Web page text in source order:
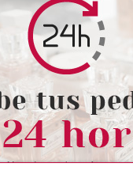
CHRISTIAN DIOR
CHRISTIAN DIOR DIORSHOW
24H STYLO EYELINER 466
PEARLY BRONZE
Pvr 29.00€
-32%
desde
19.63€